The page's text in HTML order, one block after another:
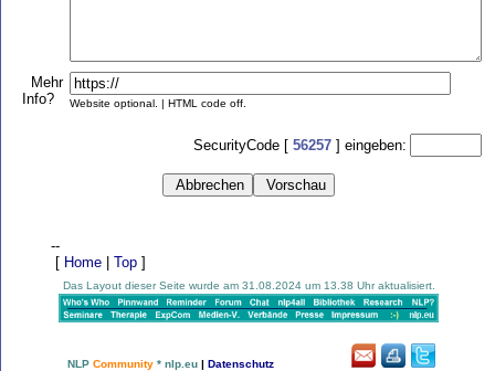
Mehr
Info?
Website optional. | HTML code off.
SecurityCode [ 56257 ] eingeben:
--
[ Home Top ]
Das Layout dieser Seite wurde am 31.08.2024 um 13.38 Uhr aktualisiert.
NLP Community * nlp.eu | Datenschutz